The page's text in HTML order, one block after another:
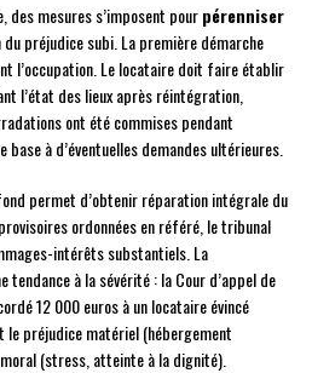
mesures s’imposent pourpérenniser
préjudice subi. La première démarche
l’occupation. Le locataire doit faire établir
l’état des lieux après réintégration,
ont été commises pendant
base à d’éventuelles demandes ultérieures.
permet d’obtenir réparation intégrale du
ordonnées en référé, le tribunal
intérêts substantiels. La
à la sévérité : la Cour d’appel de
12 000 euros à un locataire évincé
le préjudice matériel (hébergement
(stress, atteinte à la dignité).